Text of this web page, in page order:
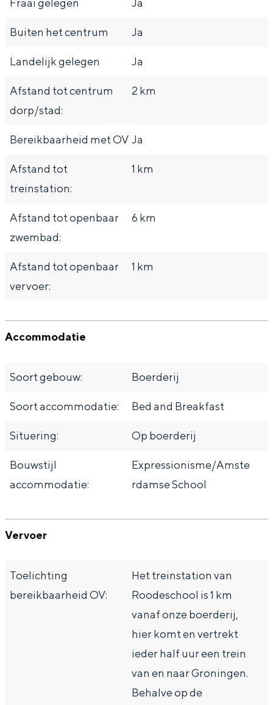
Fraai gelegen Ja
Buiten het centrum Ja
Landelijk gelegen Ja
Afstand tot centrum
dorp/stad:
2 km
Bereikbaarheid met OV Ja
Afstand tot
treinstation:
1 km
Afstand tot openbaar
zwembad:
6 km
Afstand tot openbaar
vervoer:
1 km
Accommodatie
Soort gebouw: Boerderij
Soort accommodatie: Bed and Breakfast
Situering: Op boerderij
Bouwstijl
accommodatie:
Expressionisme/Amste
rdamse School
Vervoer
Toelichting
bereikbaarheid OV:
Het treinstation van
Roodeschool is 1 km
vanaf onze boerderij,
hier komt en vertrekt
ieder half uur een trein
van en naar Groningen.
Behalve op de